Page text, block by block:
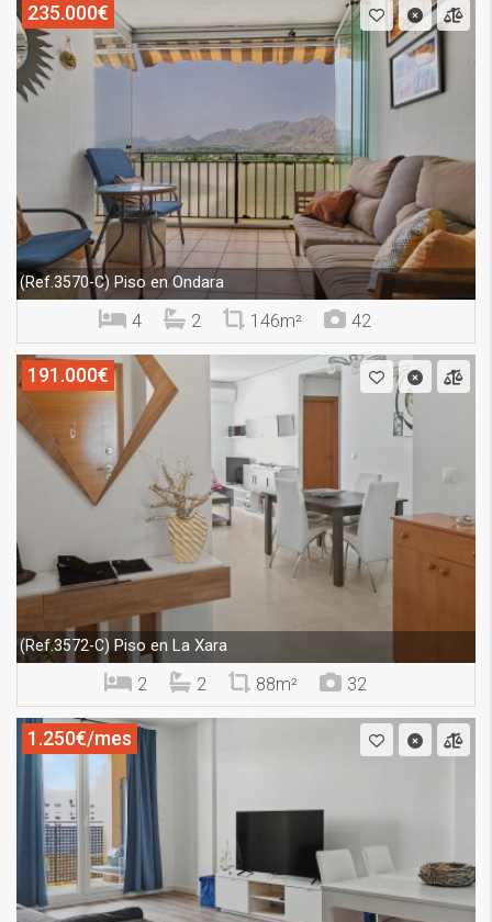
235.000€
(Ref.3570-C) Piso en Ondara
4 2 146m² 42
191.000€
(Ref.3572-C) Piso en La Xara
2 2 88m² 32
1.250€/mes